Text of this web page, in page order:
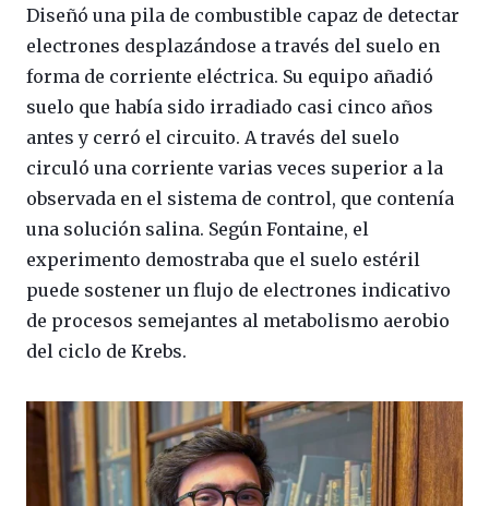
Diseñó una pila de combustible capaz de detectar
electrones desplazándose a través del suelo en
forma de corriente eléctrica. Su equipo añadió
suelo que había sido irradiado casi cinco años
antes y cerró el circuito. A través del suelo
circuló una corriente varias veces superior a la
observada en el sistema de control, que contenía
una solución salina. Según Fontaine, el
experimento demostraba que el suelo estéril
puede sostener un flujo de electrones indicativo
de procesos semejantes al metabolismo aerobio
del ciclo de Krebs.